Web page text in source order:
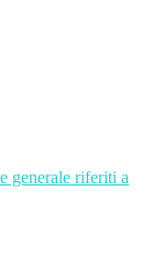
generale riferiti a